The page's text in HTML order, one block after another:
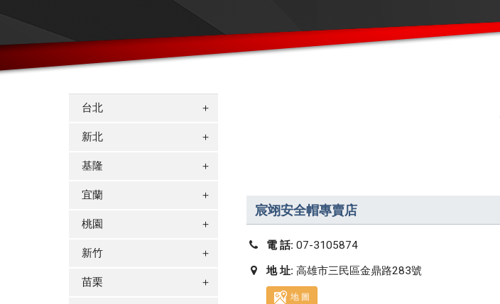
台北 ＋
新北 ＋
基隆 ＋
宜蘭 ＋
桃園 ＋
新竹 ＋
苗栗 ＋
宸翊安全帽專賣店
電 話: 07-3105874
地 址: 高雄市三民區金鼎路283號
地 圖